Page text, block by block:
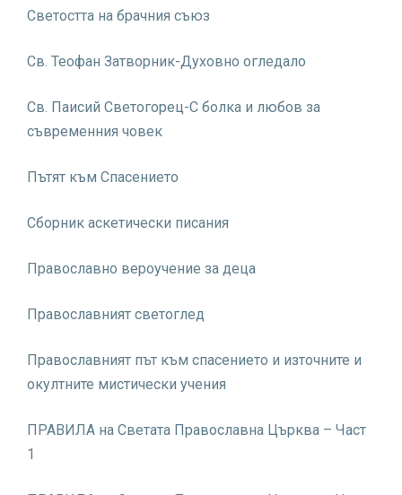
Светостта на брачния съюз
Св. Теофан Затворник-Духовно огледало
Св. Паисий Светогорец-С болка и любов за
съвременния човек
Пътят към Спасението
Сборник аскетически писания
Православно вероучение за деца
Православният светоглед
Православният път към спасението и източните и
окултните мистически учения
ПРАВИЛА на Светата Православна Църква – Част
1